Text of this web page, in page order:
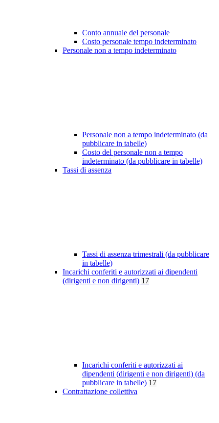
Conto annuale del personale
Costo personale tempo indeterminato
Personale non a tempo indeterminato
Personale non a tempo indeterminato (da
pubblicare in tabelle)
Costo del personale non a tempo
indeterminato (da pubblicare in tabelle)
Tassi di assenza
Tassi di assenza trimestrali (da pubblicare
in tabelle)
Incarichi conferiti e autorizzati ai dipendenti
(dirigenti e non dirigenti) 17
Incarichi conferiti e autorizzati ai
dipendenti (dirigenti e non dirigenti) (da
pubblicare in tabelle) 17
Contrattazione collettiva